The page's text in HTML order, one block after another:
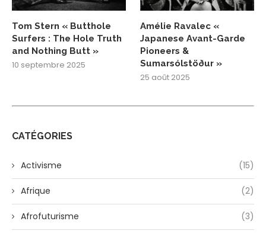
Tom Stern « Butthole
Surfers : The Hole Truth
and Nothing Butt »
10 septembre 2025
Amélie Ravalec «
Japanese Avant-Garde
Pioneers &
Sumarsólstöður »
25 août 2025
CATÉGORIES
Activisme (15)
Afrique (2)
Afrofuturisme (3)